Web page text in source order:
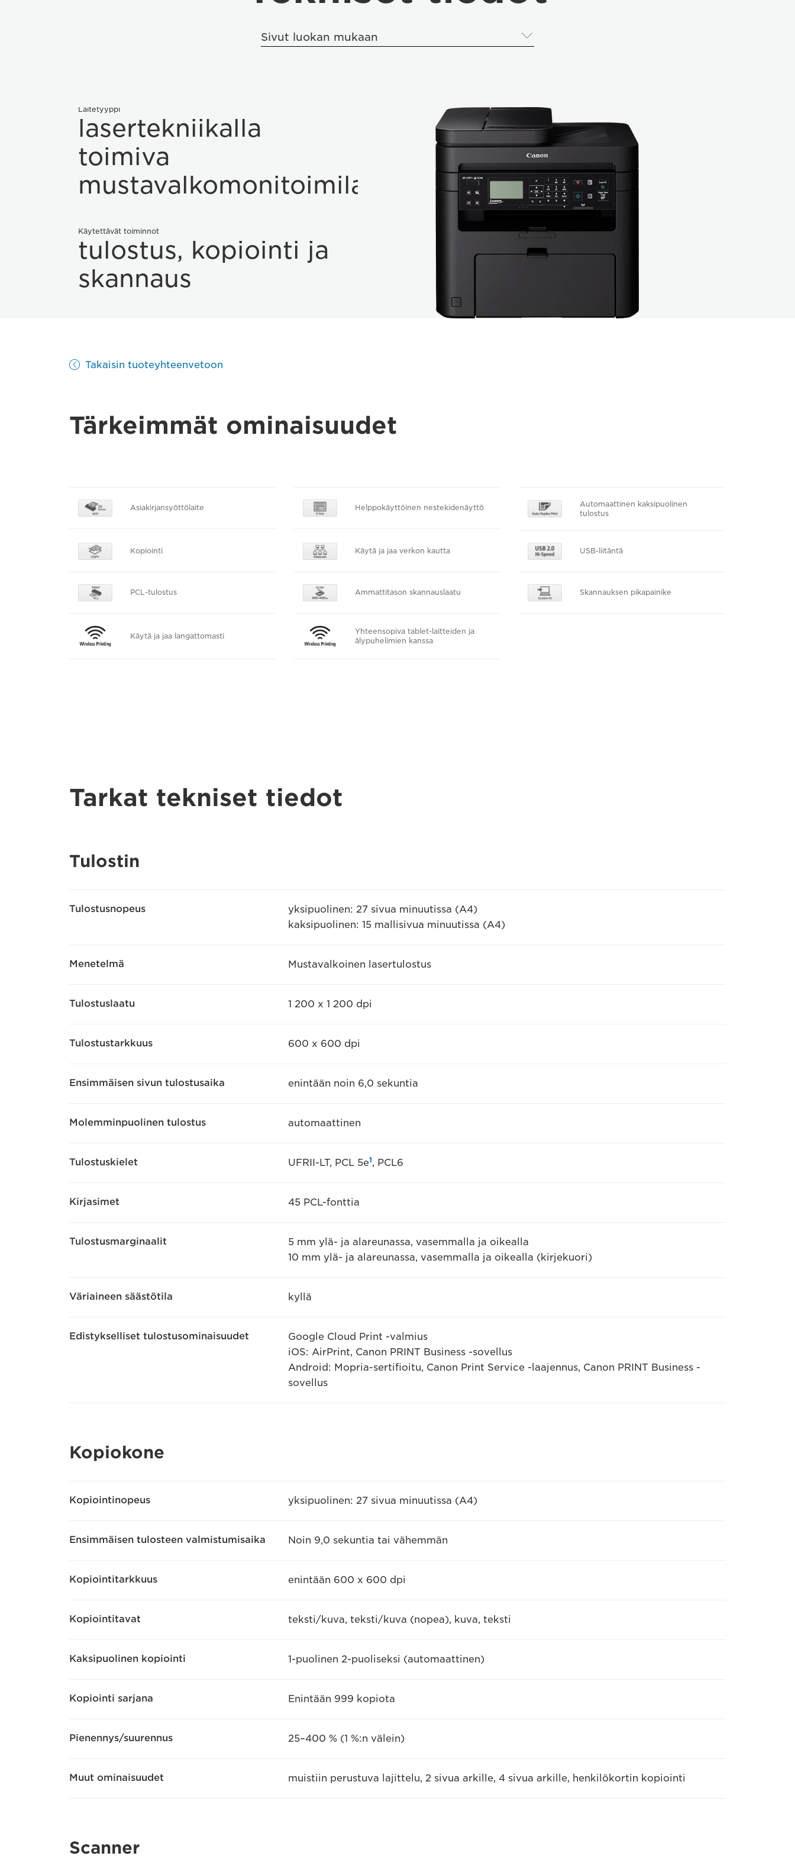
Sivut luokan mukaan
Laitetyyppi
lasertekniikalla
toimiva
mustavalkomonitoimilaite
Käytettävät toiminnot
tulostus, kopiointi ja
skannaus
Takaisin tuoteyhteenvetoon
Tärkeimmät ominaisuudet
Asiakirjansyöttölaite Helppokäyttöinen nestekidenäyttö
Automaattinen kaksipuolinen
tulostus
Kopiointi Käytä ja jaa verkon kautta USB-liitäntä
PCL-tulostus Ammattitason skannauslaatu Skannauksen pikapainike
Käytä ja jaa langattomasti
Yhteensopiva tablet-laitteiden ja
älypuhelimien kanssa
Tarkat tekniset tiedot
Tulostin
Tulostusnopeus
yksipuolinen: 27 sivua minuutissa (A4)
kaksipuolinen: 15 mallisivua minuutissa (A4)
Menetelmä Mustavalkoinen lasertulostus
Tulostuslaatu 1 200 x 1 200 dpi
Tulostustarkkuus 600 x 600 dpi
Ensimmäisen sivun tulostusaika enintään noin 6,0 sekuntia
Molemminpuolinen tulostus automaattinen
Tulostuskielet UFRII-LT, PCL 5e1, PCL6
Kirjasimet 45 PCL-fonttia
Tulostusmarginaalit
5 mm ylä- ja alareunassa, vasemmalla ja oikealla
10 mm ylä- ja alareunassa, vasemmalla ja oikealla (kirjekuori)
Väriaineen säästötila kyllä
Edistykselliset tulostusominaisuudet
Google Cloud Print -valmius
iOS: AirPrint, Canon PRINT Business -sovellus
Android: Mopria-sertifioitu, Canon Print Service -laajennus, Canon PRINT Business -
sovellus
Kopiokone
Kopiointinopeus yksipuolinen: 27 sivua minuutissa (A4)
Ensimmäisen tulosteen valmistumisaika Noin 9,0 sekuntia tai vähemmän
Kopiointitarkkuus enintään 600 x 600 dpi
Kopiointitavat teksti/kuva, teksti/kuva (nopea), kuva, teksti
Kaksipuolinen kopiointi 1-puolinen 2-puoliseksi (automaattinen)
Kopiointi sarjana Enintään 999 kopiota
Pienennys/suurennus 25–400 % (1 %:n välein)
Muut ominaisuudet muistiin perustuva lajittelu, 2 sivua arkille, 4 sivua arkille, henkilökortin kopiointi
Scanner